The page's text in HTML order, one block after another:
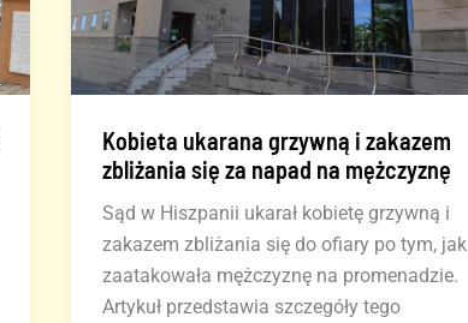
Kobieta ukarana grzywną i zakazem
zbliżania się za napad na mężczyznę
Sąd w Hiszpanii ukarał kobietę grzywną i
zakazem zbliżania się do ofiary po tym, jak
zaatakowała mężczyznę na promenadzie.
Artykuł przedstawia szczegóły tego